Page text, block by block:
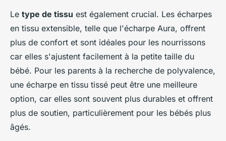
Le type de tissu est également crucial. Les écharpes
en tissu extensible, telle que l'écharpe Aura, offrent
plus de confort et sont idéales pour les nourrissons
car elles s'ajustent facilement à la petite taille du
bébé. Pour les parents à la recherche de polyvalence,
une écharpe en tissu tissé peut être une meilleure
option, car elles sont souvent plus durables et offrent
plus de soutien, particulièrement pour les bébés plus
âgés.